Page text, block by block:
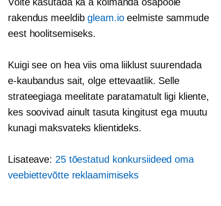
rakendus meeldibgleam.ioeelmiste sammude
eest hoolitsemiseks.
Kuigi see on hea viis oma liiklust suurendada
e-kaubandussait, olge ettevaatlik. Selle
strateegiaga meelitate paratamatult ligi kliente,
kes soovivad ainult tasuta kingitust ega muutu
kunagi maksvateks klientideks.
Lisateave: 25 tõestatud konkursiideed oma
veebiettevõtte reklaamimiseks